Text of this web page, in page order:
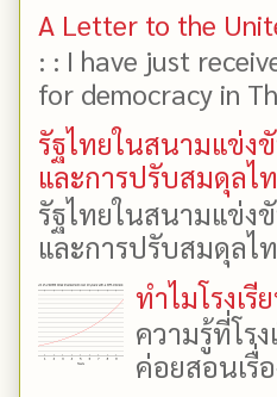
A Letter to the
: : I have just
for democracy in
รัฐไทยในสนามแข่ง
และการปรับสมดุลไ
รัฐไทยในสนามแข่ง
และการปรับสมดุลไ
ทำไมโรงเ
ความรู้ที่โร
ค่อยสอนเรื่อ